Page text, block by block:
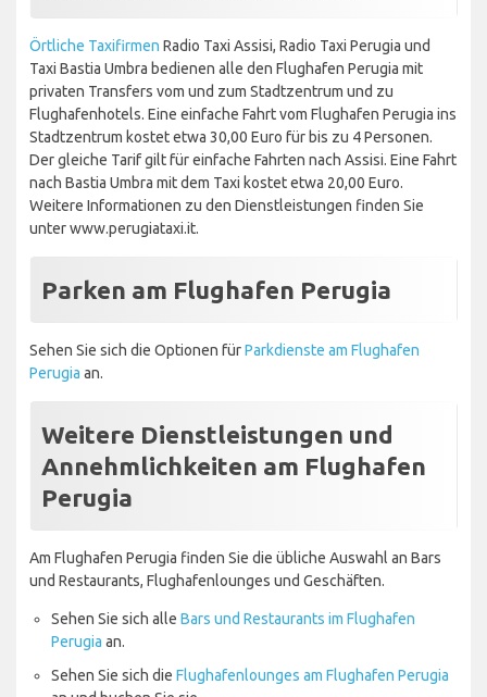
Örtliche Taxifirmen Radio Taxi Assisi, Radio Taxi Perugia und
Taxi Bastia Umbra bedienen alle den Flughafen Perugia mit
privaten Transfers vom und zum Stadtzentrum und zu
Flughafenhotels. Eine einfache Fahrt vom Flughafen Perugia ins
Stadtzentrum kostet etwa 30,00 Euro für bis zu 4 Personen.
Der gleiche Tarif gilt für einfache Fahrten nach Assisi. Eine Fahrt
nach Bastia Umbra mit dem Taxi kostet etwa 20,00 Euro.
Weitere Informationen zu den Dienstleistungen finden Sie
unter www.perugiataxi.it.
Parken am Flughafen Perugia
Sehen Sie sich die Optionen fürParkdienste am Flughafen
Perugia an.
Weitere Dienstleistungen und
Annehmlichkeiten am Flughafen
Perugia
Am Flughafen Perugia finden Sie die übliche Auswahl an Bars
und Restaurants, Flughafenlounges und Geschäften.
Sehen Sie sich alle Bars und Restaurants im Flughafen
Perugia an.
Sehen Sie sich die Flughafenlounges am Flughafen Perugia